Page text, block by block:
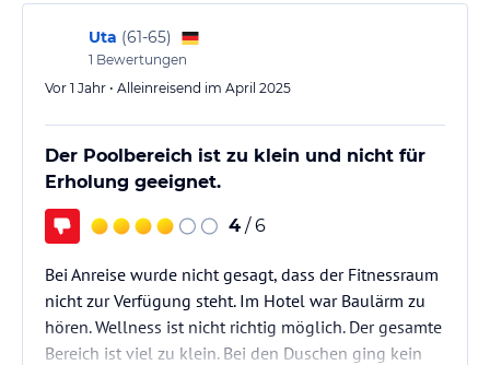
Uta (61-65)
1 Bewertungen
Vor 1 Jahr • Alleinreisend im April 2025
Der Poolbereich ist zu klein und nicht für
Erholung geeignet.
4 / 6
Bei Anreise wurde nicht gesagt, dass der Fitnessraum
nicht zur Verfügung steht. Im Hotel war Baulärm zu
hören. Wellness ist nicht richtig möglich. Der gesamte
Bereich ist viel zu klein. Bei den Duschen ging kein